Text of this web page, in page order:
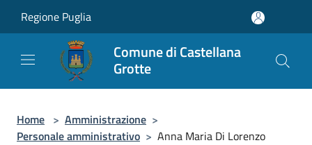
Regione Puglia
Comune di Castellana
Grotte
Home > Amministrazione >
Personale amministrativo > Anna Maria Di Lorenzo